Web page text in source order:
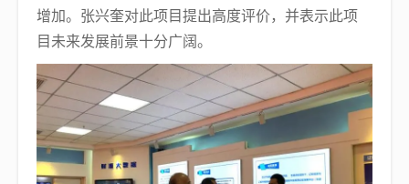
增加。张兴奎对此项目提出高度评价，并表示此项
目未来发展前景十分广阔。